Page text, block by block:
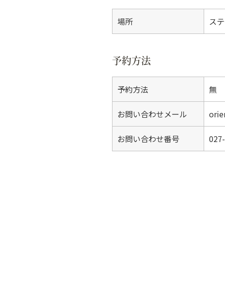
場所 ス
予約方法
予約方法 無
お問い合わせメール
お問い合わせ番号